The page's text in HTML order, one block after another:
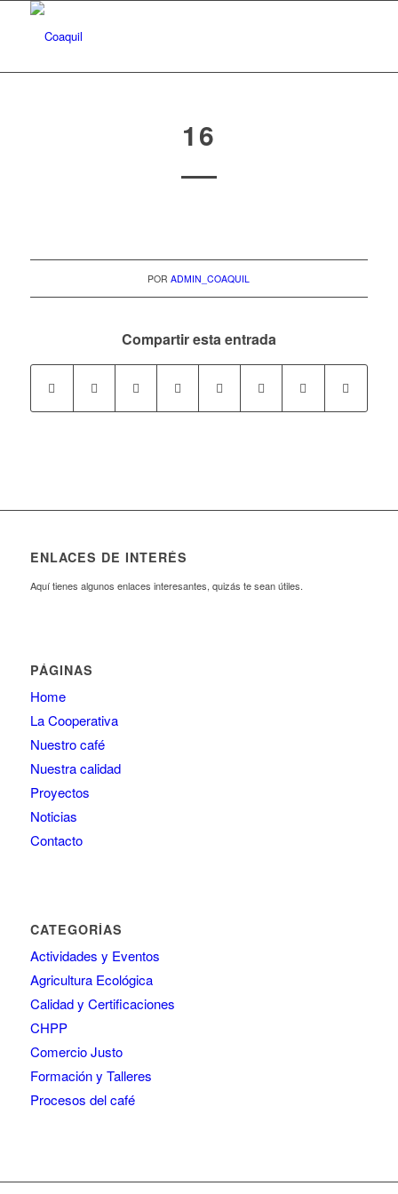
16
PORADMIN_COAQUIL
Compartir esta entrada
ENLACES DE INTERÉS
Aquí tienes algunos enlaces interesantes, quizás te sean útiles.
PÁGINAS
Home
La Cooperativa
Nuestro café
Nuestra calidad
Proyectos
Noticias
Contacto
CATEGORÍAS
Actividades y Eventos
Agricultura Ecológica
Calidad y Certificaciones
CHPP
Comercio Justo
Formación y Talleres
Procesos del café